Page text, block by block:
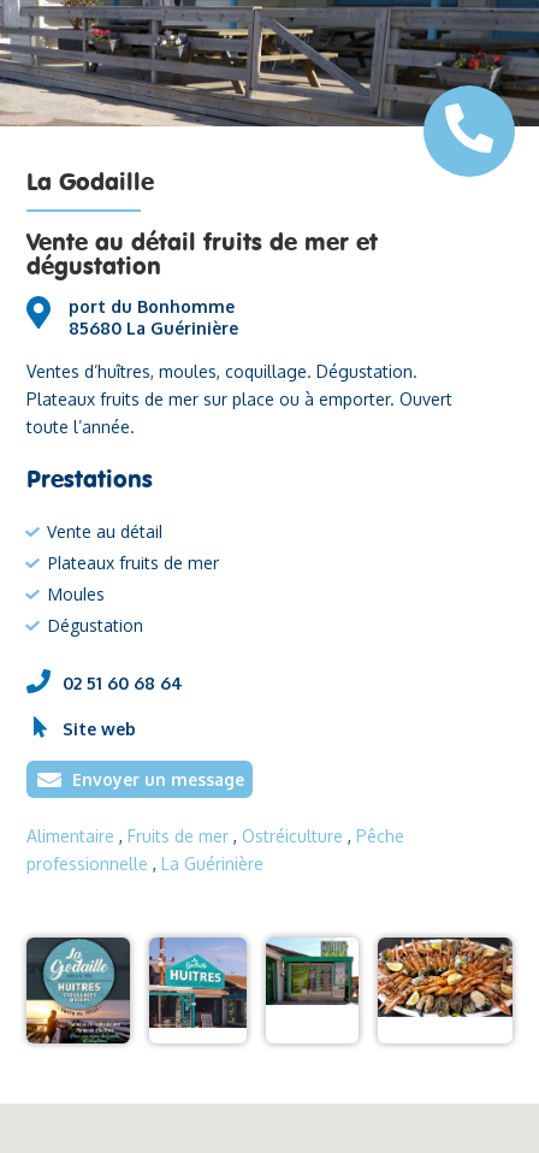
La Godaille
Vente au détail fruits de mer et
dégustation
port du Bonhomme
85680 La Guérinière
Ventes d’huîtres, moules, coquillage. Dégustation.
Plateaux fruits de mer sur place ou à emporter. Ouvert
toute l’année.
Prestations
Vente au détail
Plateaux fruits de mer
Moules
Dégustation
02 51 60 68 64
Site web
Envoyer un message
Alimentaire ,Fruits de mer , Ostréiculture ,Pêche
professionnelle ,La Guérinière